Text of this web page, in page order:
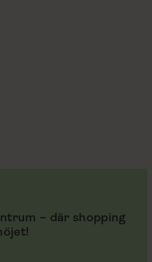
– där shopping